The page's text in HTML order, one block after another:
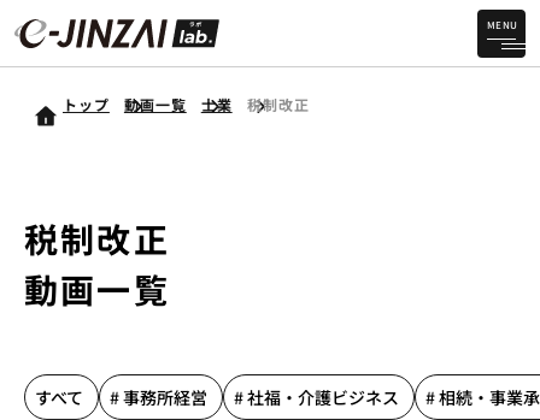
MENU
トップ 動画一覧 士業 税制改正
税制改正
動画一覧
すべて # 事務所経営 # 社福・介護ビジネス # 相続・事業